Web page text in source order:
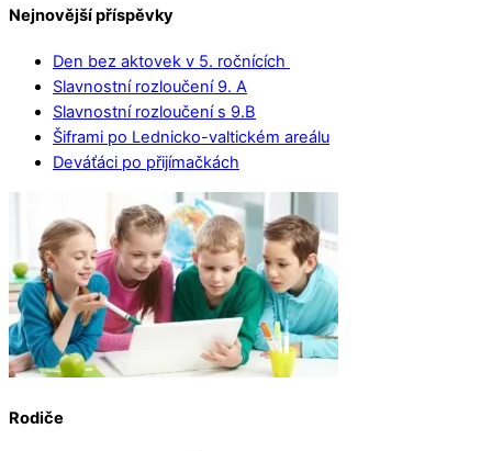
Nejnovější příspěvky
Den bez aktovek v 5. ročnících
Slavnostní rozloučení 9. A
Slavnostní rozloučení s 9.B
Šiframi po Lednicko-valtickém areálu
Deváťáci po přijímačkách
Rodiče